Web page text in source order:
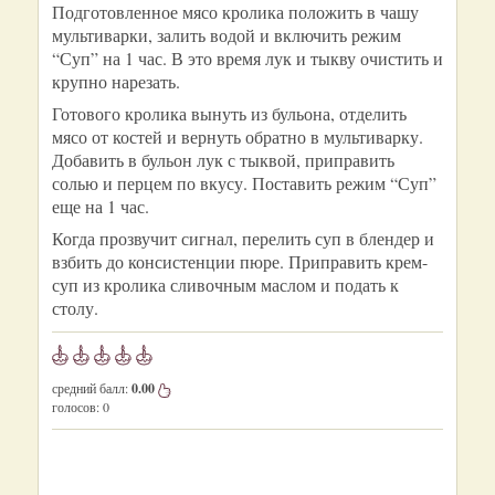
Подготовленное мясо кролика положить в чашу
мультиварки, залить водой и включить режим
“Суп” на 1 час. В это время лук и тыкву очистить и
крупно нарезать.
Готового кролика вынуть из бульона, отделить
мясо от костей и вернуть обратно в мультиварку.
Добавить в бульон лук с тыквой, приправить
солью и перцем по вкусу. Поставить режим “Суп”
еще на 1 час.
Когда прозвучит сигнал, перелить суп в блендер и
взбить до консистенции пюре. Приправить крем-
суп из кролика сливочным маслом и подать к
столу.
средний балл:0.00
голосов:0